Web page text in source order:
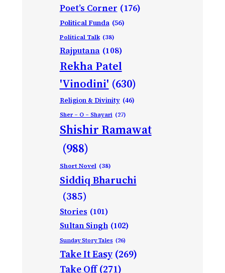
Poet’s Corner (176)
Political Funda (56)
Political Talk (38)
Rajputana (108)
Rekha Patel
'Vinodini' (630)
Religion & Divinity (46)
Sher – O – Shayari (27)
Shishir Ramawat
(988)
Short Novel (38)
Siddiq Bharuchi
(385)
Stories (101)
Sultan Singh (102)
Sunday Story Tales (26)
Take It Easy (269)
Take Off (271)